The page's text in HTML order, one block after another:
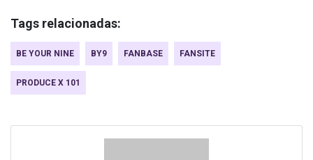
Tags relacionadas:
BE YOUR NINE BY9 FANBASE FANSITE
PRODUCE X 101